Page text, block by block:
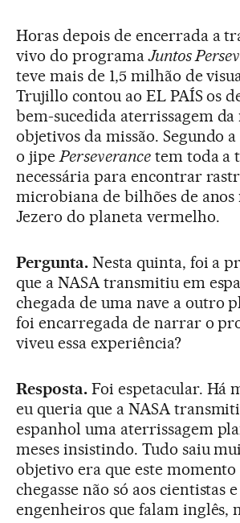
Horas depois de encerrada a
vivo do programaJuntos
teve mais de 1,5 milhão de
Trujillo contou ao EL PAÍS os
bem-sucedida aterrissagem da
objetivos da missão. Segundo
o jipePerseverancetem toda a
necessária para encontrar
microbiana de bilhões de anos
Jezero do planeta vermelho.
Pergunta. Nesta quinta, foi a
que a NASA transmitiu em
chegada de uma nave a outro
foi encarregada de narrar o
viveu essa experiência?
Resposta.Foi espetacular. Há
eu queria que a NASA
espanhol uma aterrissagem
meses insistindo. Tudo saiu
objetivo era que este
chegasse não só aos cientistas
engenheiros que falam inglês,